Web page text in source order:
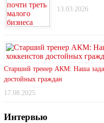
13.03.2026
Старший тренер АКМ: Наша
достойных граждан
17.08.2025
Интервью